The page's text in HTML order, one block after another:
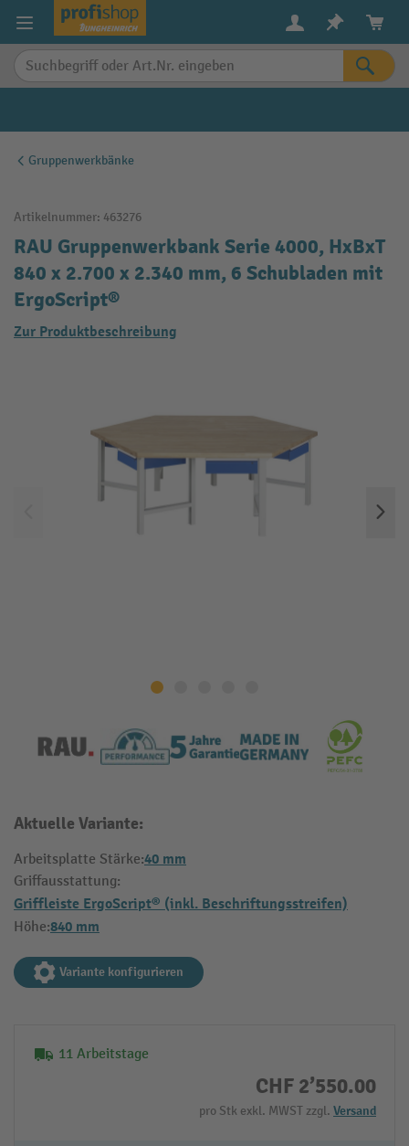
springen
Gruppenwerkbänke
Artikelnummer: 463276
RAU Gruppenwerkbank Serie 4000, HxBxT
840 x 2.700 x 2.340 mm, 6 Schubladen mit
ErgoScript®
Zur Produktbeschreibung
Aktuelle Variante:
Arbeitsplatte Stärke:40 mm
Griffausstattung:
Griffleiste ErgoScript® (inkl. Beschriftungsstreifen)
Höhe:840 mm
Variante konfigurieren
11 Arbeitstage
CHF 2’550.00
pro Stk exkl. MWST zzgl. Versand